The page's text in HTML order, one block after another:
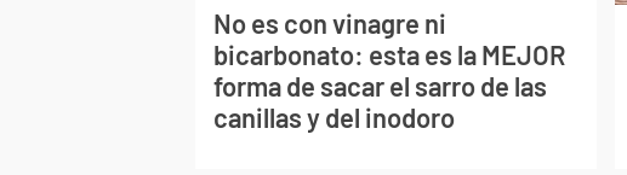
No es con vinagre ni
bicarbonato: esta es la MEJOR
forma de sacar el sarro de las
canillas y del inodoro